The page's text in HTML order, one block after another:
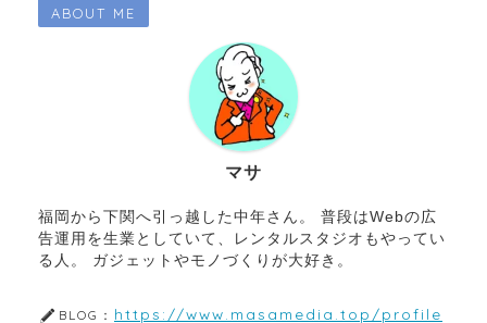
ABOUT ME
マサ
福岡から下関へ引っ越した中年さん。 普段はWebの広
告運用を生業としていて、レンタルスタジオもやってい
る人。 ガジェットやモノづくりが大好き。
BLOG： https://www.masamedia.top/profile